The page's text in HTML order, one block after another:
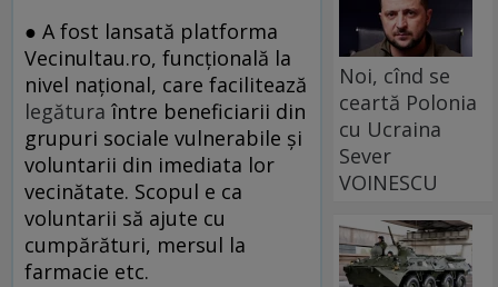
● A fost lansată platforma
Vecinultau.ro, funcțională la
nivel național, care facilitează
legătura între beneficiarii din
grupuri sociale vulnerabile și
voluntarii din imediata lor
vecinătate. Scopul e ca
voluntarii să ajute cu
cumpărături, mersul la
farmacie etc.
Noi, cînd se
ceartă Polonia
cu Ucraina
Sever
VOINESCU